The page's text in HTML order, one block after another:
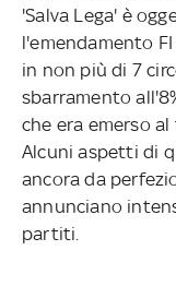
'Salva Lega' è
l'emendamento
in non più di 7
sbarramento
che era emerso
Alcuni aspetti di
ancora da
annunciano
partiti.